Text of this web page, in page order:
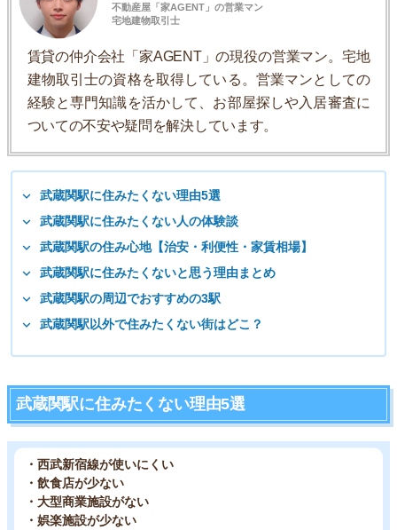
不動産屋「家AGENT」の営業マン
宅地建物取引士
賃貸の仲介会社「家AGENT」の現役の営業マン。宅地
建物取引士の資格を取得している。営業マンとしての
経験と専門知識を活かして、お部屋探しや入居審査に
ついての不安や疑問を解決しています。
武蔵関駅に住みたくない理由5選
武蔵関駅に住みたくない人の体験談
武蔵関駅の住み心地【治安・利便性・家賃相場】
武蔵関駅に住みたくないと思う理由まとめ
武蔵関駅の周辺でおすすめの3駅
武蔵関駅以外で住みたくない街はどこ？
武蔵関駅に住みたくない理由5選
・西武新宿線が使いにくい
・飲食店が少ない
・大型商業施設がない
・娯楽施設が少ない